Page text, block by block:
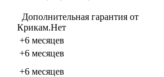
Дополнительная гарантия от
Крикам.Нет
+6 месяцев
+6 месяцев
+6 месяцев